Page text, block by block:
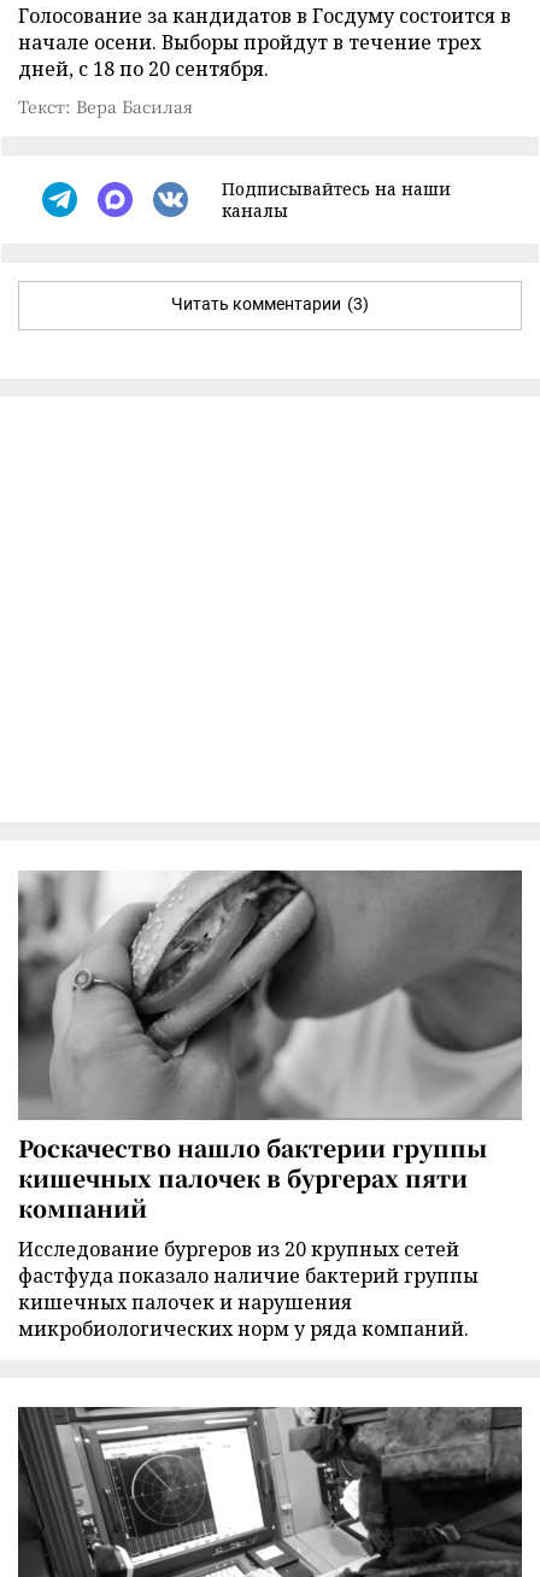
Голосование за кандидатов в Госдуму состоится в
начале осени. Выборы пройдут в течение трех
дней, с 18 по 20 сентября.
Текст: Вера Басилая
Подписывайтесь на наши
каналы
Читать комментарии (3)
Роскачество нашло бактерии группы
кишечных палочек в бургерах пяти
компаний
Исследование бургеров из 20 крупных сетей
фастфуда показало наличие бактерий группы
кишечных палочек и нарушения
микробиологических норм у ряда компаний.